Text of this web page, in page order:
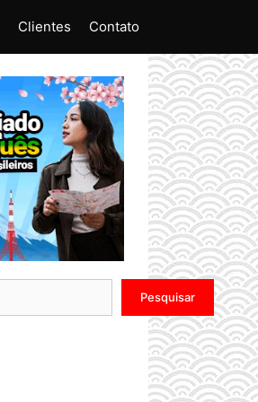
Clientes Contato
Pesquisar